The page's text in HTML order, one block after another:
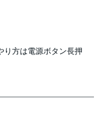
方は電源ボタン長押